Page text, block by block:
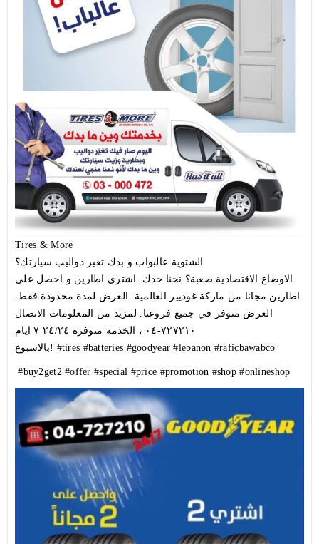
Tires & More
الشتوية عالبواب و بدك تغير دواليب سيارتك؟
الاوضاع الاقتصادية صعبة؟ نحنا حدك. اشتري اطارين و احصل على
اطارين مجانا من ماركة غوديير العالمية. العرض لمدة محدودة فقط.
العرض متوفر في جميع فروعنا. لمزيد من المعلومات الاتصال
٧٢٧٢١٠-٠٤ ، الخدمة متوفرة ٢٤/٢٤ ٧ ايام
بالاسبوع! #tires #batteries #goodyear #lebanon #raficbawabco
#buy2get2 #offer #special #price #promotion #shop #onlineshop